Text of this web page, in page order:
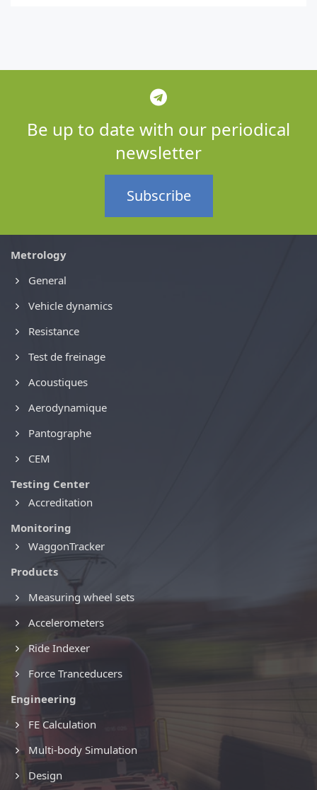
Be up to date with our periodical
newsletter
Subscribe
Metrology
General
Vehicle dynamics
Resistance
Test de freinage
Acoustiques
Aerodynamique
Pantographe
CEM
Testing Center
Accreditation
Monitoring
WaggonTracker
Products
Measuring wheel sets
Accelerometers
Ride Indexer
Force Tranceducers
Engineering
FE Calculation
Multi-body Simulation
Design